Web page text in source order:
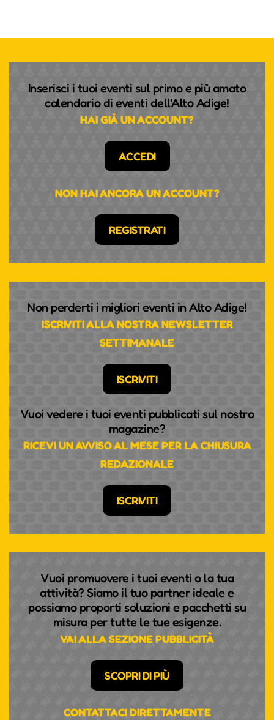
Inserisci i tuoi eventi sul primo e più amato
calendario di eventi dell'Alto Adige!
HAI GIÀ UN ACCOUNT?
ACCEDI
NON HAI ANCORA UN ACCOUNT?
REGISTRATI
Non perderti i migliori eventi in Alto Adige!
ISCRIVITI ALLA NOSTRA NEWSLETTER
SETTIMANALE
ISCRIVITI
Vuoi vedere i tuoi eventi pubblicati sul nostro
magazine?
RICEVI UN AVVISO AL MESE PER LA CHIUSURA
REDAZIONALE
ISCRIVITI
Vuoi promuovere i tuoi eventi o la tua
attività? Siamo il tuo partner ideale e
possiamo proporti soluzioni e pacchetti su
misura per tutte le tue esigenze.
VAI ALLA SEZIONE PUBBLICITÀ
SCOPRI DI PIÙ
CONTATTACI DIRETTAMENTE